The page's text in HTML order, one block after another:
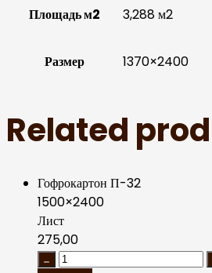
Площадь м2 3,288 м2
Размер 1370×2400
Related
Гофрокартон П-32
1500×2400
Лист
275,00